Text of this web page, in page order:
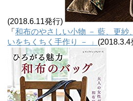
(2018.6.11発行)
「 和布のやさしい小物 － 藍、更
いをちくちく手作り － 」 (2018.3.4